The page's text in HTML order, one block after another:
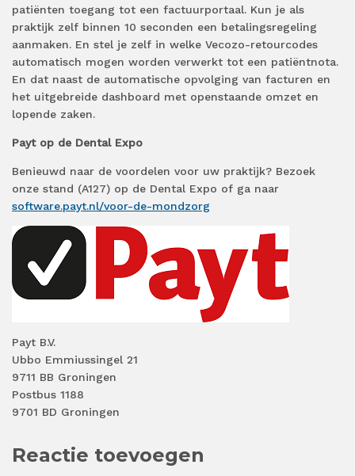
patiënten toegang tot een factuurportaal. Kun je als
praktijk zelf binnen 10 seconden een betalingsregeling
aanmaken. En stel je zelf in welke Vecozo-retourcodes
automatisch mogen worden verwerkt tot een patiëntnota.
En dat naast de automatische opvolging van facturen en
het uitgebreide dashboard met openstaande omzet en
lopende zaken.
Payt op de Dental Expo
Benieuwd naar de voordelen voor uw praktijk? Bezoek
onze stand (A127) op de Dental Expo of ga naar
software.payt.nl/voor-de-mondzorg
Payt B.V.
Ubbo Emmiussingel 21
9711 BB Groningen
Postbus 1188
9701 BD Groningen
Reactie toevoegen